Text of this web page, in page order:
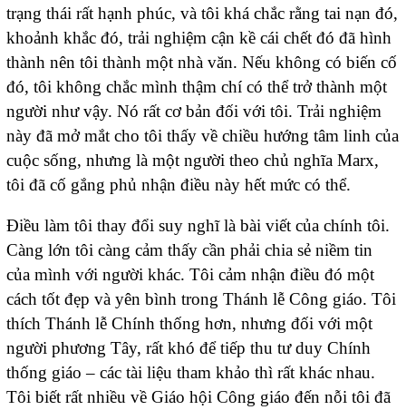
trạng thái rất hạnh phúc, và tôi khá chắc rằng tai nạn đó,
khoảnh khắc đó, trải nghiệm cận kề cái chết đó đã hình
thành nên tôi thành một nhà văn. Nếu không có biến cố
đó, tôi không chắc mình thậm chí có thể trở thành một
người như vậy. Nó rất cơ bản đối với tôi. Trải nghiệm
này đã mở mắt cho tôi thấy về chiều hướng tâm linh của
cuộc sống, nhưng là một người theo chủ nghĩa Marx,
tôi đã cố gắng phủ nhận điều này hết mức có thể.
Điều làm tôi thay đổi suy nghĩ là bài viết của chính tôi.
Càng lớn tôi càng cảm thấy cần phải chia sẻ niềm tin
của mình với người khác. Tôi cảm nhận điều đó một
cách tốt đẹp và yên bình trong Thánh lễ Công giáo. Tôi
thích Thánh lễ Chính thống hơn, nhưng đối với một
người phương Tây, rất khó để tiếp thu tư duy Chính
thống giáo – các tài liệu tham khảo thì rất khác nhau.
Tôi biết rất nhiều về Giáo hội Công giáo đến nỗi tôi đã